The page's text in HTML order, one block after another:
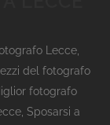
Lecce,
del fotografo
fotografo
Sposarsi a